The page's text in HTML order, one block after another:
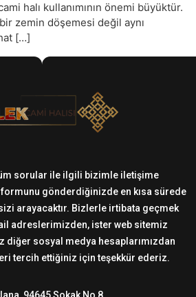
halı kullanımının önemi büyüktür.
bir zemin döşemesi değil aynı
[…]
tüm sorular ile ilgili bizimle iletişime
gönderdiğinizde en kısa sürede
arayacaktır. Bizlerle irtibata geçmek
adreslerimizden, ister web sitemiz
diğer sosyal medya hesaplarımızdan
tercih ettiğiniz için teşekkür ederiz.